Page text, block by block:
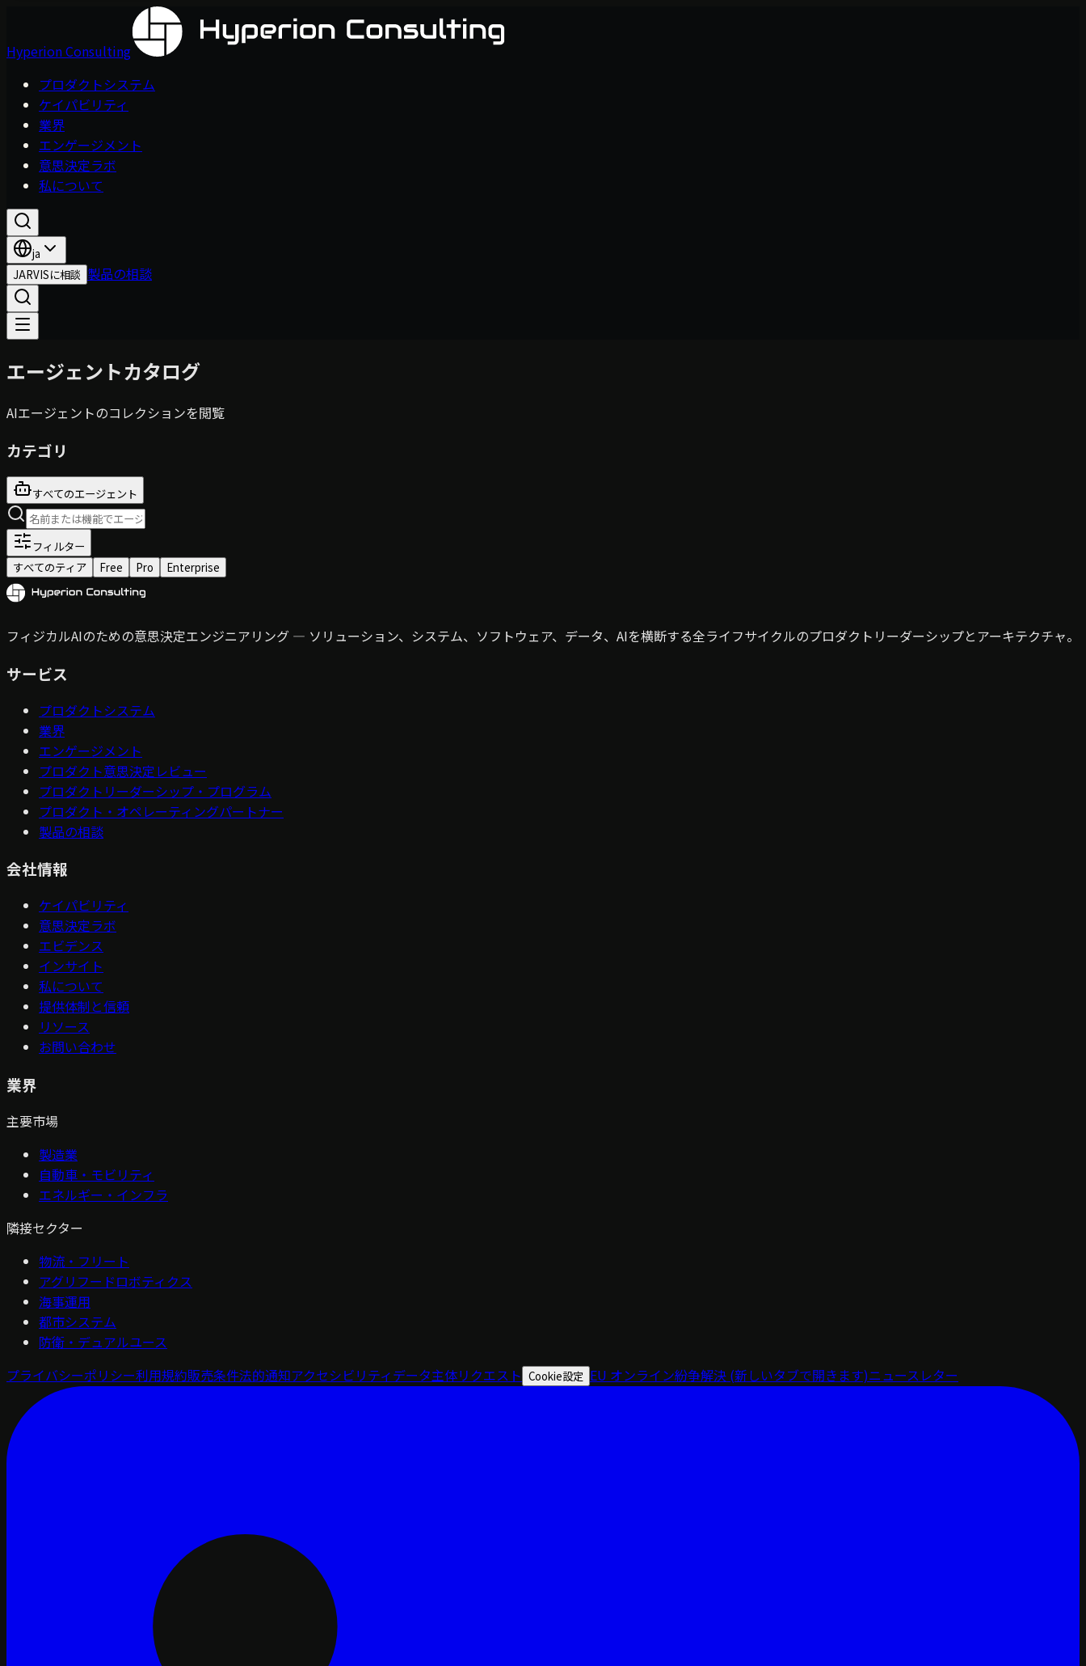
Hyperion Consulting
プロダクトシステム
ケイパビリティ
業界
エンゲージメント
意思決定ラボ
私について
ja
JARVISに相談 製品の相談
エージェントカタログ
AIエージェントのコレクションを閲覧
カテゴリ
すべてのエージェント
フィルター
すべてのティア
Free Pro Enterprise
フィジカルAIのための意思決定エンジニアリング — ソリューション、システム、ソフトウェア、データ、AIを横断する全ライフサイクルのプロダクトリーダーシップとアーキテクチャ。
サービス
プロダクトシステム
業界
エンゲージメント
プロダクト意思決定レビュー
プロダクトリーダーシップ・プログラム
プロダクト・オペレーティングパートナー
製品の相談
会社情報
ケイパビリティ
意思決定ラボ
エビデンス
インサイト
私について
提供体制と信頼
リソース
お問い合わせ
業界
主要市場
製造業
自動車・モビリティ
エネルギー・インフラ
隣接セクター
物流・フリート
アグリフードロボティクス
海事運用
都市システム
防衛・デュアルユース
プライバシーポリシー利用規約販売条件法的通知アクセシビリティデータ主体リクエスト Cookie設定 EU オンライン紛争解決 (新しいタブで開きます)ニュースレター